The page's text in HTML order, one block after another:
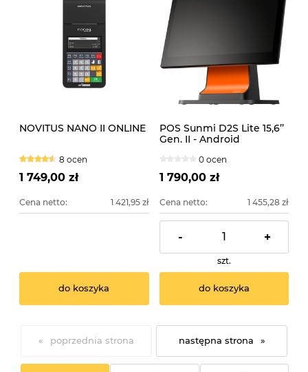
NOVITUS NANO II ONLINE
8 ocen
1 749,00 zł
Cena netto: 1 421,95 zł
do koszyka
POS Sunmi D2S Lite 15,6’’
Gen. II - Android
0 ocen
1 790,00 zł
Cena netto: 1 455,28 zł
- +
szt.
do koszyka
« »